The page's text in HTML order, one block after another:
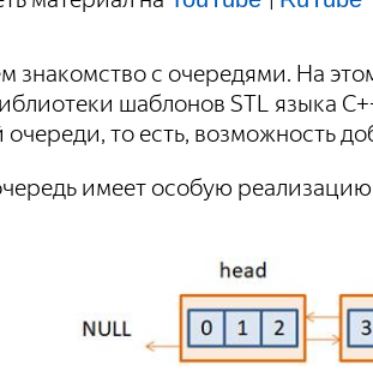
с очередями. На
шаблонов STL языка
то есть, возможность
имеет особую